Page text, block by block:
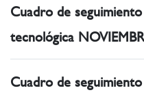
Cuadro de
tecnológica
Cuadro de